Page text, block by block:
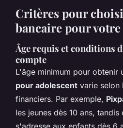
Critères pour
bancaire pour votre
Âge requis et conditions
compte
L'âge minimum pour obtenir
pour adolescent varie selon
financiers. Par exemple,
les jeunes dès 10 ans, tandis
s'adresse aux enfants dès 6